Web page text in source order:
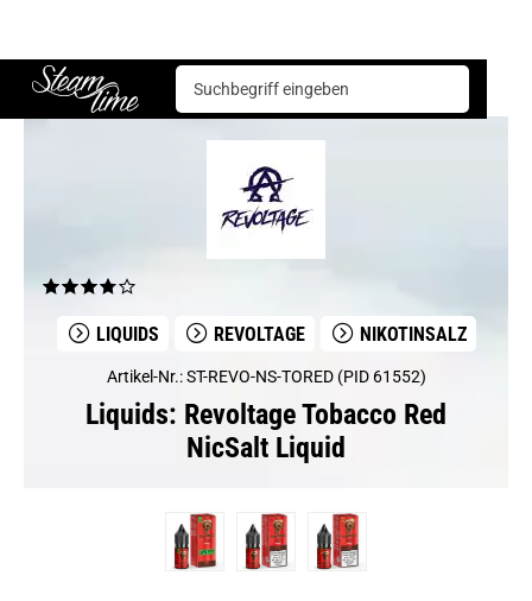
Steam time
Liquids Revoltage Revoltage Tobacco Red NicSalt Liquid
LIQUIDS REVOLTAGE NIKOTINSALZ
Artikel-Nr.: ST-REVO-NS-TORED (PID 61552)
Liquids: Revoltage Tobacco Red
NicSalt Liquid